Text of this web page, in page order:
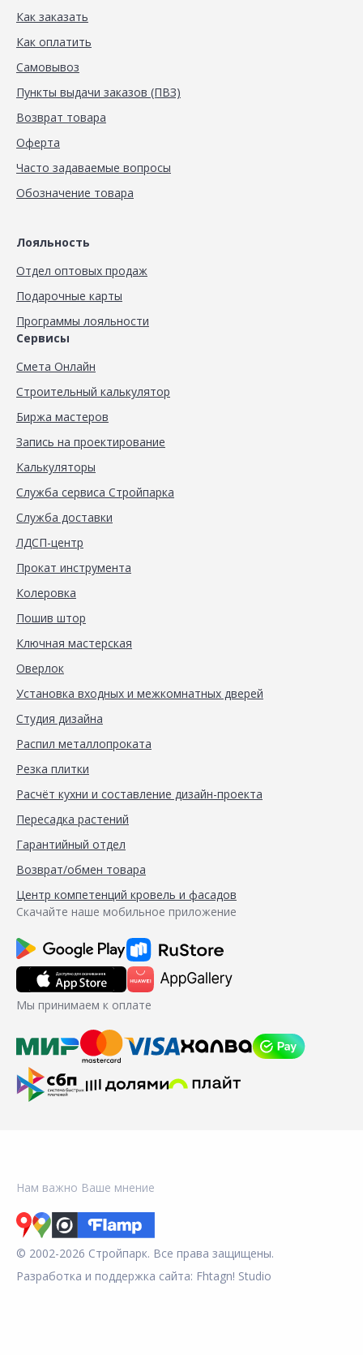
Как заказать
Как оплатить
Самовывоз
Пункты выдачи заказов (ПВЗ)
Возврат товара
Оферта
Часто задаваемые вопросы
Обозначение товара
Лояльность
Отдел оптовых продаж
Подарочные карты
Программы лояльности
Сервисы
Смета Онлайн
Строительный калькулятор
Биржа мастеров
Запись на проектирование
Калькуляторы
Служба сервиса Стройпарка
Служба доставки
ЛДСП-центр
Прокат инструмента
Колеровка
Пошив штор
Ключная мастерская
Оверлок
Установка входных и межкомнатных дверей
Студия дизайна
Распил металлопроката
Резка плитки
Расчёт кухни и составление дизайн-проекта
Пересадка растений
Гарантийный отдел
Возврат/обмен товара
Центр компетенций кровель и фасадов
Скачайте наше мобильное приложение
Мы принимаем к оплате
Нам важно Ваше мнение
© 2002-2026 Стройпарк. Все права защищены.
Разработка и поддержка сайта: Fhtagn! Studio